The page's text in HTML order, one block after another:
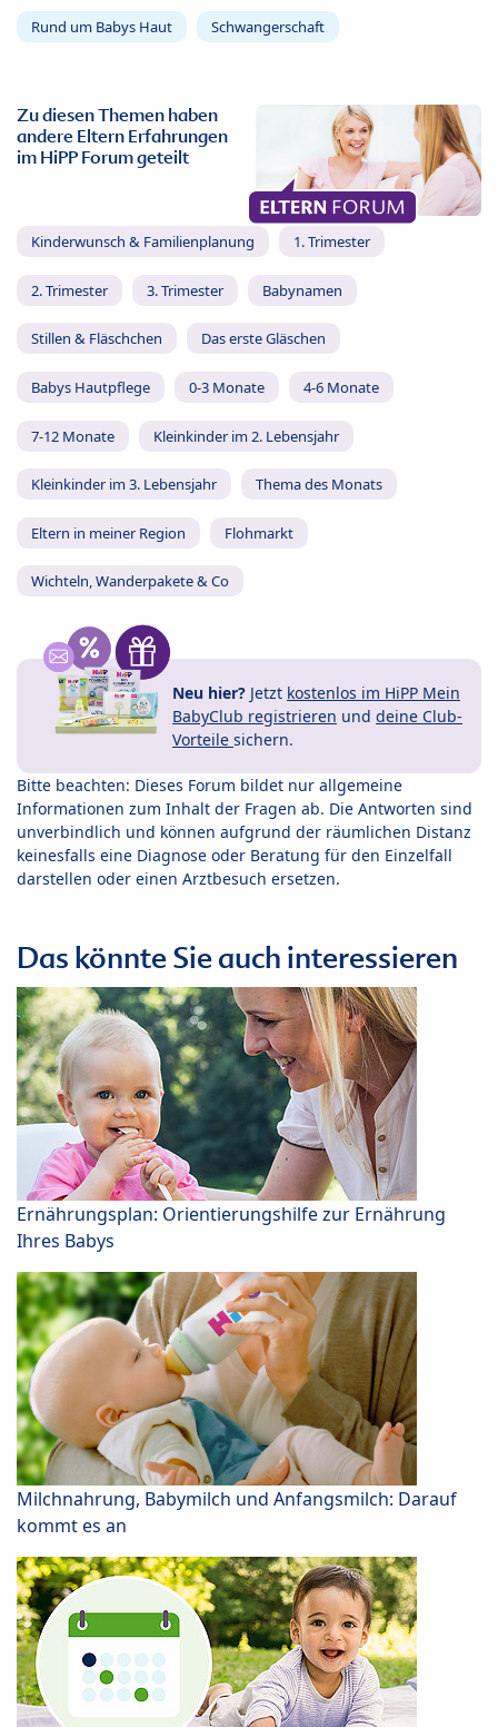
Rund um Babys Haut Schwangerschaft
Zu diesen Themen haben
andere Eltern Erfahrungen
im HiPP Forum geteilt
Kinderwunsch & Familienplanung 1. Trimester
2. Trimester 3. Trimester Babynamen
Stillen & Fläschchen Das erste Gläschen
Babys Hautpflege 0-3 Monate 4-6 Monate
7-12 Monate Kleinkinder im 2. Lebensjahr
Kleinkinder im 3. Lebensjahr Thema des Monats
Eltern in meiner Region Flohmarkt
Wichteln, Wanderpakete & Co
Neu hier? Jetzt kostenlos im HiPP Mein
BabyClub registrieren und deine Club-
Vorteile sichern.
Bitte beachten: Dieses Forum bildet nur allgemeine
Informationen zum Inhalt der Fragen ab. Die Antworten sind
unverbindlich und können aufgrund der räumlichen Distanz
keinesfalls eine Diagnose oder Beratung für den Einzelfall
darstellen oder einen Arztbesuch ersetzen.
Das könnte Sie auch interessieren
Ernährungsplan: Orientierungshilfe zur Ernährung
Ihres Babys
Milchnahrung, Babymilch und Anfangsmilch: Darauf
kommt es an